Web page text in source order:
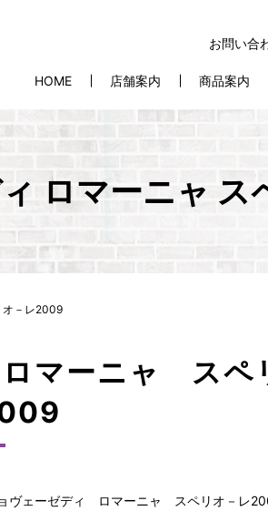
お問い合
HOME 店舗案内 商品案内
ロマーニャ
オ－レ2009
マーニャ スペ
ヴェーゼディ ロマーニャ スペリオ－レ